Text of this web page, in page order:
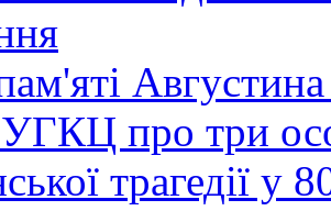
УГКЦ про три
трагедії у